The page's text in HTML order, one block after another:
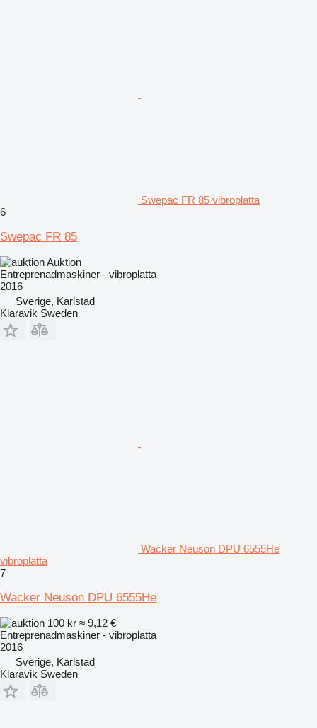
Swepac FR 85 vibroplatta
6
Swepac FR 85
Auktion
Entreprenadmaskiner - vibroplatta
2016
Sverige, Karlstad
Klaravik Sweden
Wacker Neuson DPU 6555He
vibroplatta
7
Wacker Neuson DPU 6555He
100 kr ≈ 9,12 €
Entreprenadmaskiner - vibroplatta
2016
Sverige, Karlstad
Klaravik Sweden